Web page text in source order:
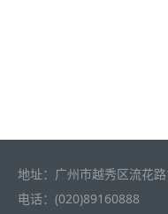
地址：广州市越秀区流花
电话：(020)89160888